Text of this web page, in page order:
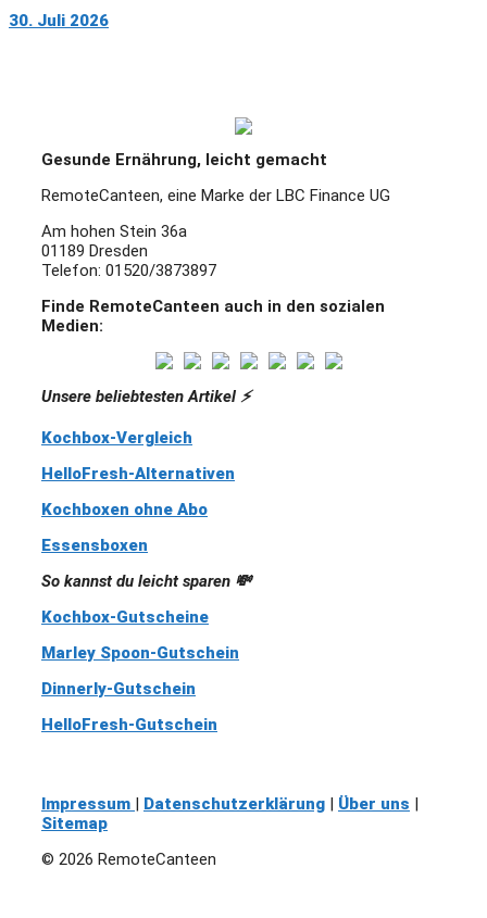
30. Juli 2026
Gesunde Ernährung, leicht gemacht
RemoteCanteen, eine Marke der LBC Finance UG
Am hohen Stein 36a
01189 Dresden
Telefon: 01520/3873897
Finde RemoteCanteen auch in den sozialen
Medien:
Unsere beliebtesten Artikel ⚡️
Kochbox-Vergleich
HelloFresh-Alternativen
Kochboxen ohne Abo
Essensboxen
So kannst du leicht sparen 💸
Kochbox-Gutscheine
Marley Spoon-Gutschein
Dinnerly-Gutschein
HelloFresh-Gutschein
Impressum | Datenschutzerklärung | Über uns |
Sitemap
© 2026 RemoteCanteen